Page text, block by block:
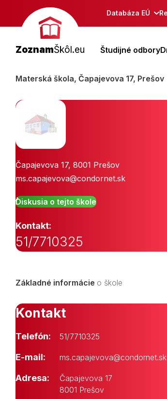
Databáza EÚ
ZoznamŠkôl.eu Študijné odbory
Materská škola, Čapajevova 17, Prešov
Čapajevova 17, 8001 Prešov
ms.capajevova@condornet.sk
Diskusia o tejto škole
Kontakt:
51/7710325
Základné informácie o škole
Kontakt
Telefón: 51/7710325
E-mail: ms.capajevova@condornet.sk
Adresa:
Čapajevova 17
8001 Prešov